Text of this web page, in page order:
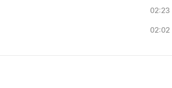
02:23
02:02